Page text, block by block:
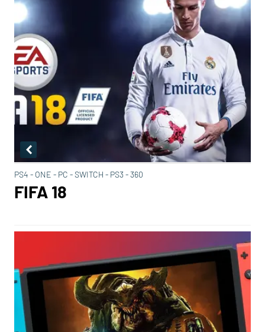
PS4 - ONE - PC - SWITCH - PS3 - 360
FIFA 18